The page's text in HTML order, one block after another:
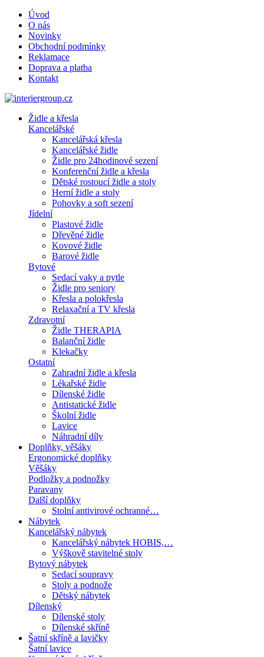
Úvod
O nás
Novinky
Obchodní podmínky
Reklamace
Doprava a platba
Kontakt
Židle a křesla
Kancelářské
Kancelářská křesla
Kancelářské židle
Židle pro 24hodinové sezení
Konferenční židle a křesla
Dětské rostoucí židle a stoly
Herní židle a stoly
Pohovky a soft sezení
Jídelní
Plastové židle
Dřevěné židle
Kovové židle
Barové židle
Bytové
Sedací vaky a pytle
Židle pro seniory
Křesla a polokřesla
Relaxační a TV křesla
Zdravotní
Židle THERAPIA
Balanční židle
Klekačky
Ostatní
Zahradní židle a křesla
Lékařské židle
Dílenské židle
Antistatické židle
Školní židle
Lavice
Náhradní díly
Doplňky, věšáky
Ergonomické doplňky
Věšáky
Podložky a podnožky
Paravany
Další doplňky
Stolní antivirové ochranné…
Nábytek
Kancelářský nábytek
Kancelářský nábytek HOBIS,…
Výškově stavitelné stoly
Bytový nábytek
Sedací soupravy
Stoly a podnože
Dětský nábytek
Dílenský
Dílenské stoly
Dílenské skříně
Šatní skříně a lavičky
Šatní lavice